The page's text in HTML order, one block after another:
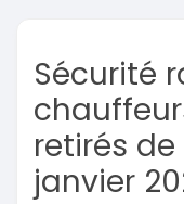
Sécurité
retirés
janvier